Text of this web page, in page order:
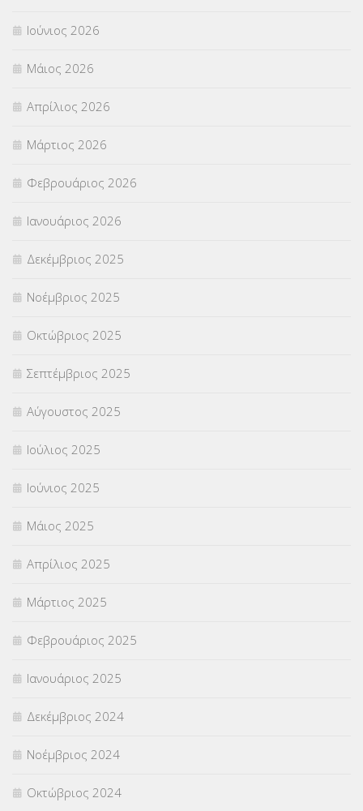
Ιούνιος 2026
Μάιος 2026
Απρίλιος 2026
Μάρτιος 2026
Φεβρουάριος 2026
Ιανουάριος 2026
Δεκέμβριος 2025
Νοέμβριος 2025
Οκτώβριος 2025
Σεπτέμβριος 2025
Αύγουστος 2025
Ιούλιος 2025
Ιούνιος 2025
Μάιος 2025
Απρίλιος 2025
Μάρτιος 2025
Φεβρουάριος 2025
Ιανουάριος 2025
Δεκέμβριος 2024
Νοέμβριος 2024
Οκτώβριος 2024